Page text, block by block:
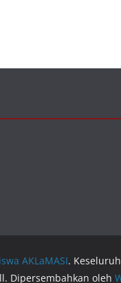
AKLaMASI.
Dipersembahkan oleh